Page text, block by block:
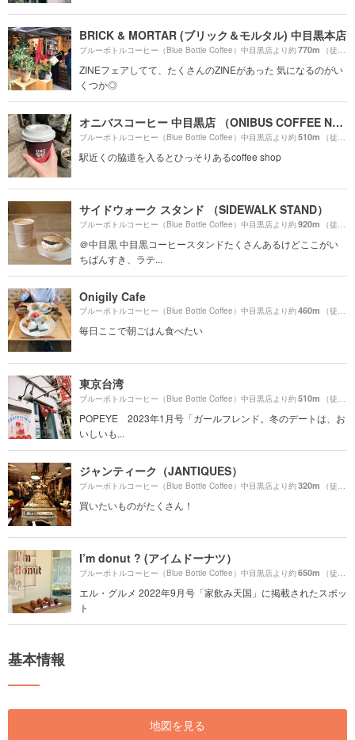
BRICK & MORTAR (ブリック＆モルタル) 中目黒本店
ブルーボトルコーヒー（Blue Bottle Coffee）中目黒店より約770m （徒歩13分）
ZINEフェアしてて、たくさんのZINEがあった 気になるのがい
くつか◎
オニバスコーヒー 中目黒店 （ONIBUS COFFEE NAKAMEGURO）
ブルーボトルコーヒー（Blue Bottle Coffee）中目黒店より約510m （徒歩9分）
駅近くの脇道を入るとひっそりあるcoffee shop
サイドウォーク スタンド （SIDEWALK STAND）
ブルーボトルコーヒー（Blue Bottle Coffee）中目黒店より約920m （徒歩16分）
＠中目黒 中目黒コーヒースタンドたくさんあるけどここがい
ちばんすき、ラテ...
Onigily Cafe
ブルーボトルコーヒー（Blue Bottle Coffee）中目黒店より約460m （徒歩8分）
毎日ここで朝ごはん食べたい
東京台湾
ブルーボトルコーヒー（Blue Bottle Coffee）中目黒店より約510m （徒歩9分）
POPEYE 2023年1月号「ガールフレンド。冬のデートは、お
いしいも...
ジャンティーク（JANTIQUES）
ブルーボトルコーヒー（Blue Bottle Coffee）中目黒店より約320m （徒歩6分）
買いたいものがたくさん！
I’m donut ? (アイムドーナツ）
ブルーボトルコーヒー（Blue Bottle Coffee）中目黒店より約650m （徒歩11分）
エル・グルメ 2022年9月号「家飲み天国」に掲載されたスポッ
ト
基本情報
地図を見る